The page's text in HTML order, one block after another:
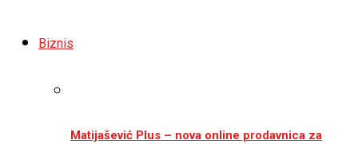
Biznis
Matijašević Plus – nova online prodavnica za